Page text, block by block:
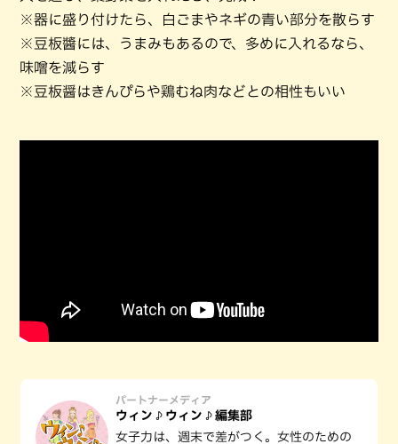
※器に盛り付けたら、白ごまやネギの青い部分を散らす
※豆板醬には、うまみもあるので、多めに入れるなら、
味噌を減らす
※豆板醤はきんぴらや鶏むね肉などとの相性もいい
パートナーメディア
ウィン♪ウィン♪編集部
女子力は、週末で差がつく。女性のための